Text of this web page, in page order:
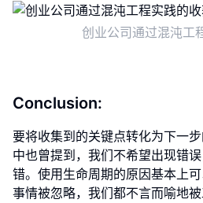
创业公司通过混沌工
Conclusion:
要将收集到的关键点转化为下一
中也曾提到，我们不希望出现错
错。使用生命周期的原因基本上
事情被忽略，我们都不言而喻地